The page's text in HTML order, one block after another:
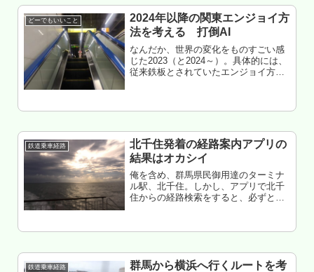
ス鉄...
どーでもいいこと
2024年以降の関東エンジョイ方
法を考える 打倒AI
なんだか、世界の変化をものすごい感
じた2023（と2024～）。具体的には、
従来鉄板とされていたエンジョイ方法
鉄道乗車経路
北千住発着の経路案内アプリの
結果はオカシイ
俺を含め、群馬県民御用達のターミナ
ル駅、北千住。しかし、アプリで北千
住からの経路検索をすると、必ずと言
北千住駅→西船橋駅 突っ込みどころ満
鉄道乗車経路
群馬から横浜へ行くルートを考